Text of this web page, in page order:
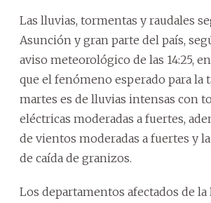
Las lluvias, tormentas y raudales
Asunción y gran parte del país,
aviso meteorológico de las 14:25,
que el fenómeno esperado para la
martes es de lluvias intensas con
eléctricas moderadas a fuertes,
de vientos moderadas a fuertes y
de caída de granizos.
Los departamentos afectados de la